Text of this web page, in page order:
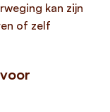
kan zijn
of zelf